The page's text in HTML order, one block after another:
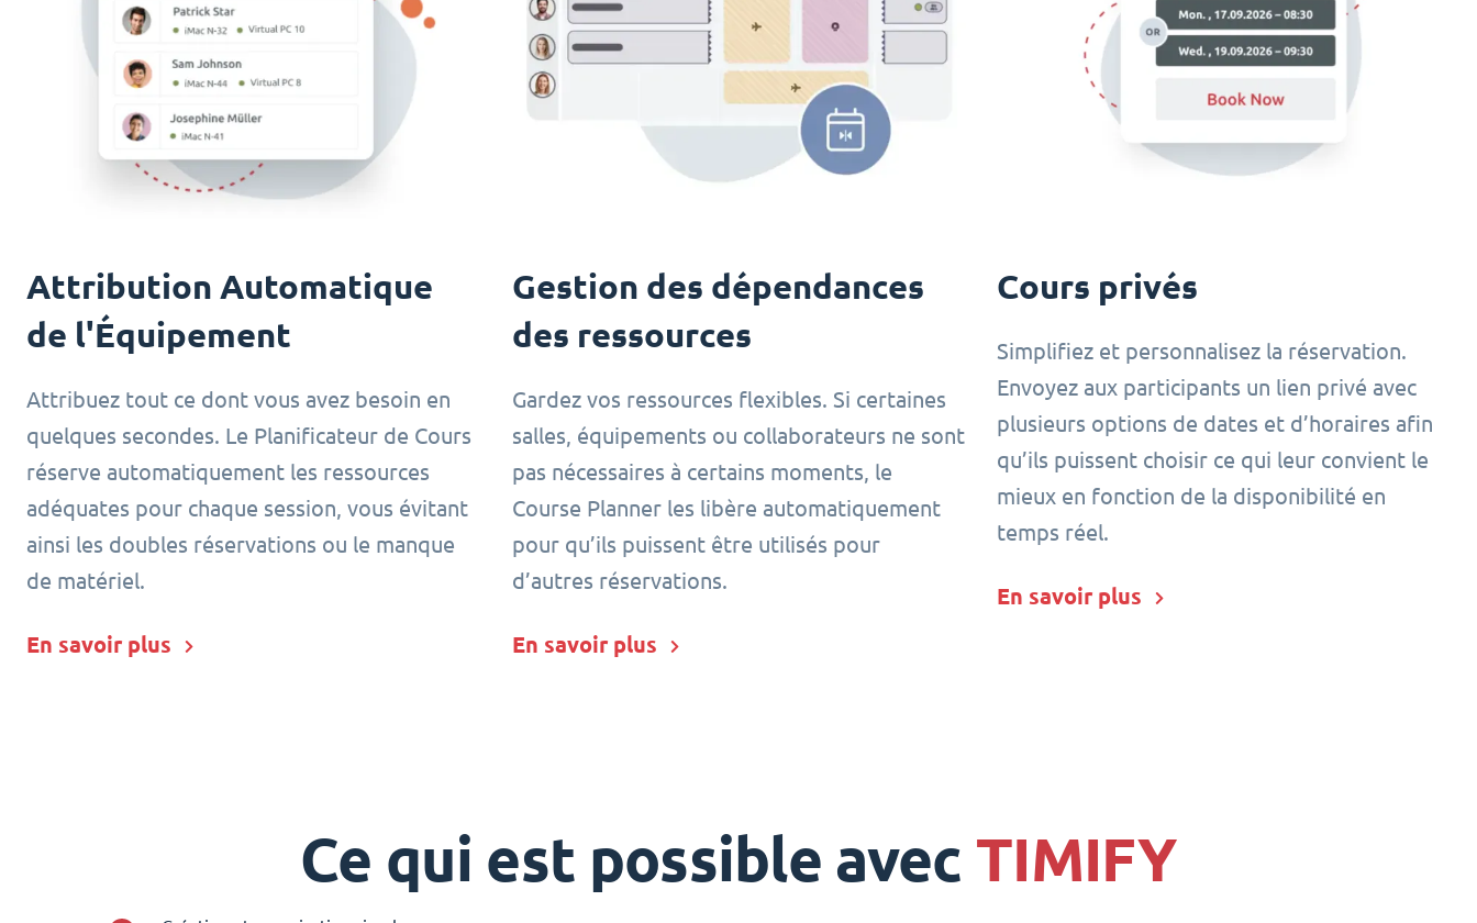
Attribution Automatique
de l'Équipement
Attribuez tout ce dont vous avez besoin en
quelques secondes. Le Planificateur de Cours
réserve automatiquement les ressources
adéquates pour chaque session, vous évitant
ainsi les doubles réservations ou le manque
de matériel.
En savoir plus
Gestion des dépendances
des ressources
Gardez vos ressources flexibles. Si certaines
salles, équipements ou collaborateurs ne sont
pas nécessaires à certains moments, le
Course Planner les libère automatiquement
pour qu’ils puissent être utilisés pour
d’autres réservations.
En savoir plus
Cours privés
Simplifiez et personnalisez la réservation.
Envoyez aux participants un lien privé avec
plusieurs options de dates et d’horaires afin
qu’ils puissent choisir ce qui leur convient le
mieux en fonction de la disponibilité en
temps réel.
En savoir plus
Ce qui est possible avec TIMIFY